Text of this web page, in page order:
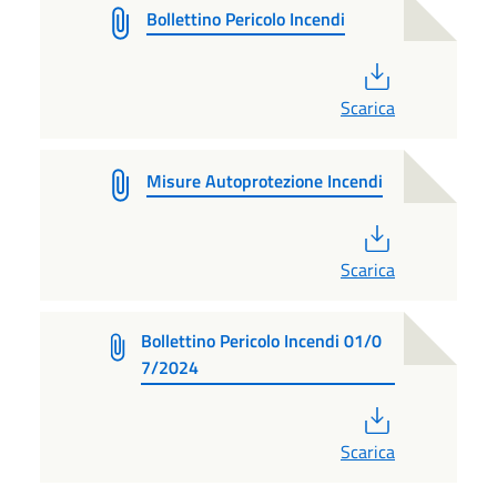
Bollettino Pericolo Incendi
Scarica
Misure Autoprotezione Incendi
Scarica
Bollettino Pericolo Incendi 01/0
7/2024
Scarica